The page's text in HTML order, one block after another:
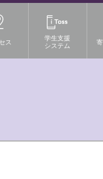
ス
学生支援
システム